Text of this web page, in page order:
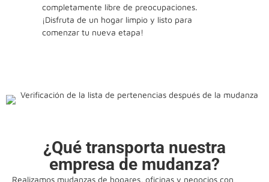
completamente libre de preocupaciones.
¡Disfruta de un hogar limpio y listo para
comenzar tu nueva etapa!
¿Qué transporta nuestra
empresa de mudanza?
Realizamos mudanzas de hogares, oficinas y negocios con